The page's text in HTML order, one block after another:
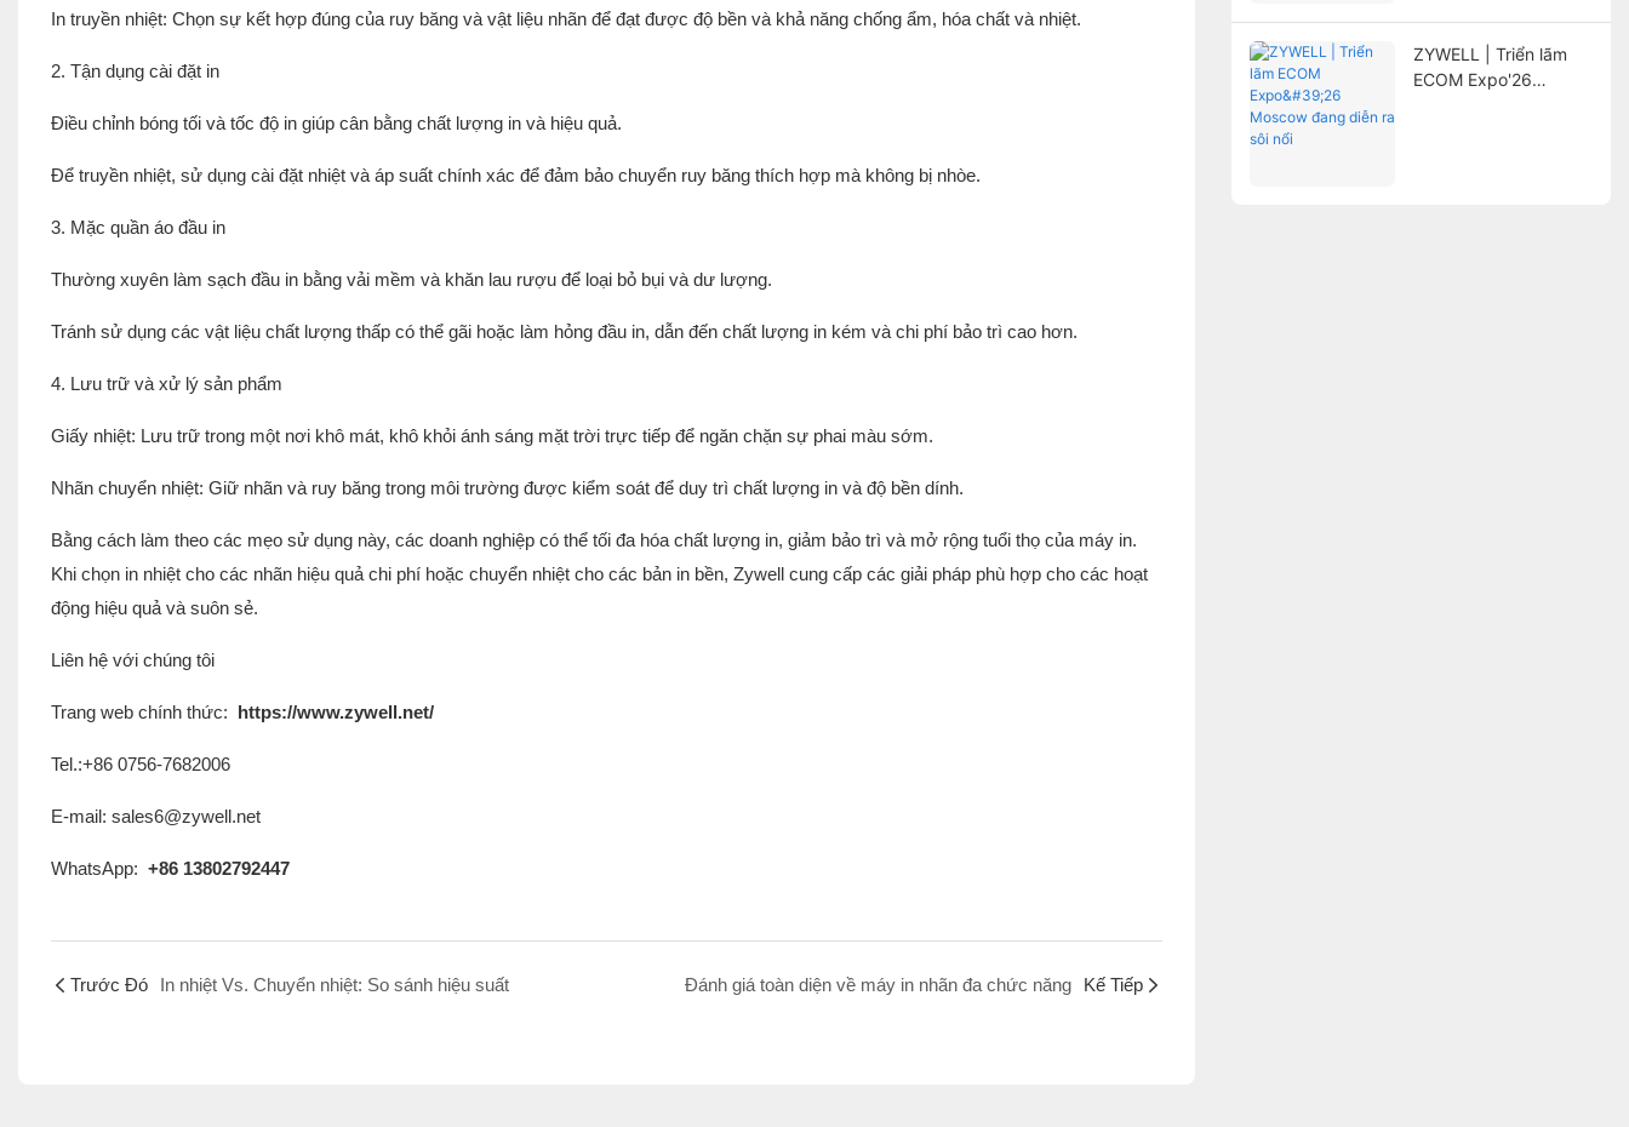
In truyền nhiệt: Chọn sự kết hợp đúng của ruy băng và vật liệu nhãn để đạt được độ bền và khả năng chống ẩm, hóa chất và nhiệt.
2. Tận dụng cài đặt in
Điều chỉnh bóng tối và tốc độ in giúp cân bằng chất lượng in và hiệu quả.
Để truyền nhiệt, sử dụng cài đặt nhiệt và áp suất chính xác để đảm bảo chuyển ruy băng thích hợp mà không bị nhòe.
3. Mặc quần áo đầu in
Thường xuyên làm sạch đầu in bằng vải mềm và khăn lau rượu để loại bỏ bụi và dư lượng.
Tránh sử dụng các vật liệu chất lượng thấp có thể gãi hoặc làm hỏng đầu in, dẫn đến chất lượng in kém và chi phí bảo trì cao hơn.
4. Lưu trữ và xử lý sản phẩm
Giấy nhiệt: Lưu trữ trong một nơi khô mát, khô khỏi ánh sáng mặt trời trực tiếp để ngăn chặn sự phai màu sớm.
Nhãn chuyển nhiệt: Giữ nhãn và ruy băng trong môi trường được kiểm soát để duy trì chất lượng in và độ bền dính.
Bằng cách làm theo các mẹo sử dụng này, các doanh nghiệp có thể tối đa hóa chất lượng in, giảm bảo trì và mở rộng tuổi thọ của máy in.
Khi chọn in nhiệt cho các nhãn hiệu quả chi phí hoặc chuyển nhiệt cho các bản in bền, Zywell cung cấp các giải pháp phù hợp cho các hoạt
động hiệu quả và suôn sẻ.
Liên hệ với chúng tôi
Trang web chính thức: https://www.zywell.net/
Tel.:+86 0756-7682006
E-mail: sales6@zywell.net
WhatsApp: +86 13802792447
Trước Đó In nhiệt Vs. Chuyển nhiệt: So sánh hiệu suất Đánh giá toàn diện về máy in nhãn đa chức năng Kế Tiếp
ZYWELL | Triển lãm
ECOM Expo'26